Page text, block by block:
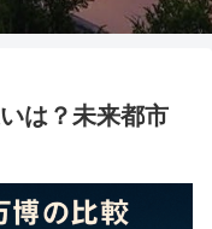
は？未来都市